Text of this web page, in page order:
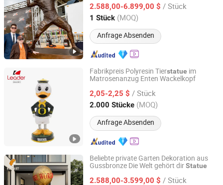
2.588,00-6.899,00 $ / Stück
1 Stück (MOQ)
Anfrage Absenden
Henan, China Seit 2021
Fabrikpreis Polyresin Tierstatue im
Matrosenanzug Enten Wackelkopf
2,05-2,25 $ / Stück
2.000 Stücke (MOQ)
Anfrage Absenden
Quanzhou Leader Industry Limited
Fujian, China Seit 2017
Beliebte private Garten Dekoration aus
Gussbronze Die Welt gehört dirStatue
2.588,00-3.599,00 $ / Stück
Zhengzhou Millie Arts & Crafts Co., Ltd.